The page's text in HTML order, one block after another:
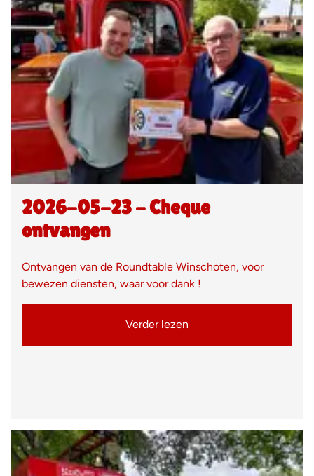
2026-05-23 - Cheque
ontvangen
Ontvangen van de Roundtable Winschoten, voor
bewezen diensten, waar voor dank !
Verder lezen